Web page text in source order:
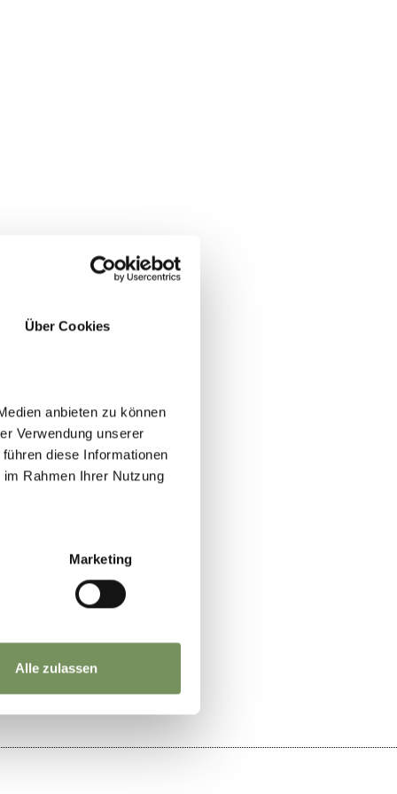
Über Cookies
anbieten zu können
Verwendung unserer
diese Informationen
Rahmen Ihrer Nutzung
Marketing
Alle zulassen
SÌ NO